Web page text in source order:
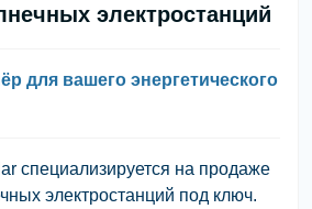
электростанций
для вашего энергетического
специализируется на продаже
электростанций под ключ.